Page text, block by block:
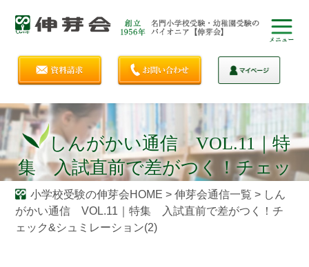
しんがかい通信 VOL.11｜特
集 入試直前で差がつく！チェッ
ク&シュミレーション(2)
小学校受験の伸芽会HOME > 伸芽会通信一覧 > しん
がかい通信 VOL.11｜特集 入試直前で差がつく！チ
ェック&シュミレーション(2)